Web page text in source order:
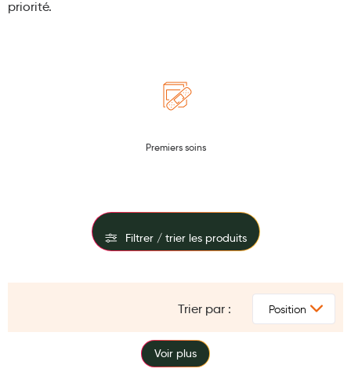
Crème solaire - Visage et corps
Accessoires, coutellerie, brosserie
Parfums et bougies d'ambiance
Beauté au naturel
priorité.
Premiers soins
Trier par :
Voir plus
Filtrer / trier les produits